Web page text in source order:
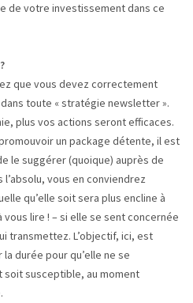
de votre investissement dans ce
que vous devez correctement
toute « stratégie newsletter ».
plus vos actions seront efficaces.
un package détente, il est
le suggérer (quoique) auprès de
vous en conviendrez
qu’elle soit sera plus encline à
lire ! – si elle se sent concernée
transmettez. L’objectif, ici, est
durée pour qu’elle ne se
susceptible, au moment